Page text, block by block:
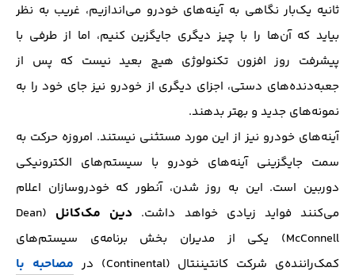
ثانیه یک‌بار نگاهی به آینه‌های خودرو می‌اندازیم، غریب به نظر
بیاید که آن‌ها را با چیز دیگری جایگزین کنیم، اما از طرفی با
پیشرفت روز افزون تکنولوژی هیچ بعید نیست که پس از
جعبه‌دنده‌های دستی، اجزای دیگری از خودرو نیز جای خود را به
نمونه‌های جدید و بهتر بدهند.
آینه‌های خودرو نیز از این مورد مستثنی نیستند. امروزه حرکت به
سمت جایگزینی آینه‌های خودرو با سیستم‌های الکترونیکی
دوربین است. این به روز شدن، آنطور که خودروسازان اعلام
می‌کنند فواید زیادی خواهد داشت. دین مک‌کانل
(Dean
McConnell) یکی از مدیران بخش برنامه‌ی سیستم‌های
کمک‌راننده‌ی شرکت کانتیننتال (Continental) در
مصاحبه با